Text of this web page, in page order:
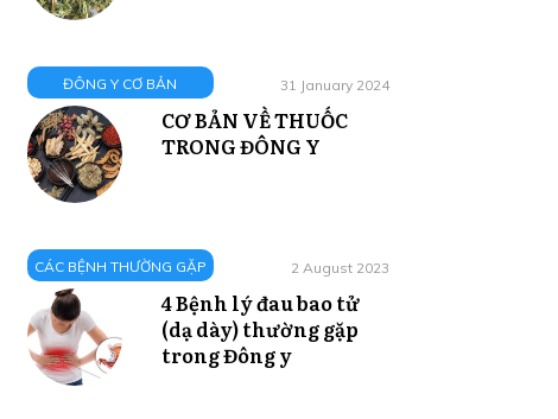
ĐÔNG Y CƠ BẢN 31 January 2024
CƠ BẢN VỀ THUỐC
TRONG ĐÔNG Y
CÁC BỆNH THƯỜNG GẶP 2 August 2023
4 Bệnh lý đau bao tử
(dạ dày) thường gặp
trong Đông y